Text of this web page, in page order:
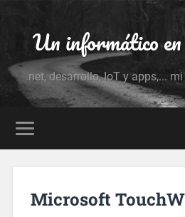
Un informático
.net, desarrollo, IoT y apps,...
Microsoft